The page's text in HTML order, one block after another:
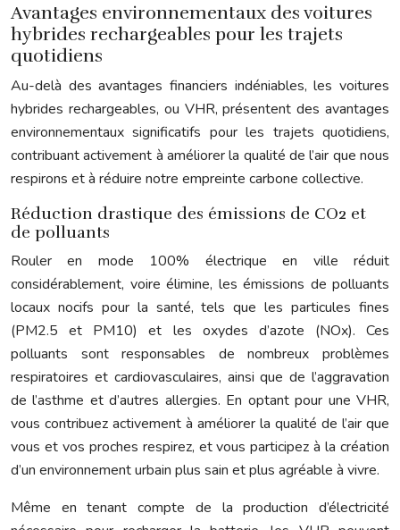
Avantages environnementaux des voitures
hybrides rechargeables pour les trajets
quotidiens
Au-delà des avantages financiers indéniables, les voitures
hybrides rechargeables, ou VHR, présentent des avantages
environnementaux significatifs pour les trajets quotidiens,
contribuant activement à améliorer la qualité de l’air que nous
respirons et à réduire notre empreinte carbone collective.
Réduction drastique des émissions de CO2 et
de polluants
Rouler en mode 100% électrique en ville réduit
considérablement, voire élimine, les émissions de polluants
locaux nocifs pour la santé, tels que les particules fines
(PM2.5 et PM10) et les oxydes d’azote (NOx). Ces
polluants sont responsables de nombreux problèmes
respiratoires et cardiovasculaires, ainsi que de l’aggravation
de l’asthme et d’autres allergies. En optant pour une VHR,
vous contribuez activement à améliorer la qualité de l’air que
vous et vos proches respirez, et vous participez à la création
d’un environnement urbain plus sain et plus agréable à vivre.
Même en tenant compte de la production d’électricité